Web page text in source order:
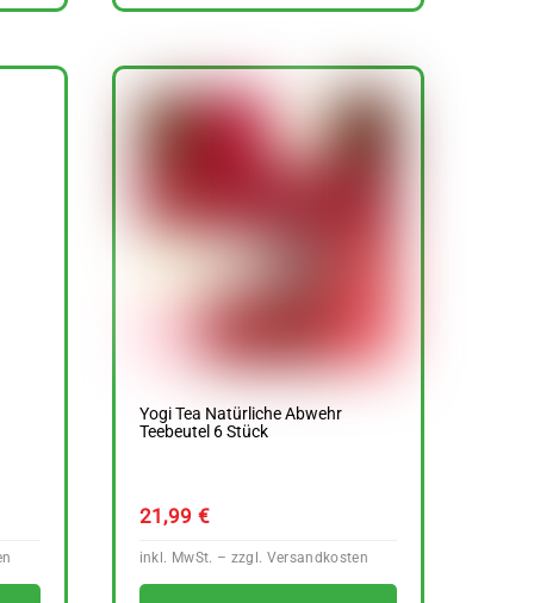
Yogi Tea Natürliche Abwehr
Teebeutel 6 Stück
21,99 €